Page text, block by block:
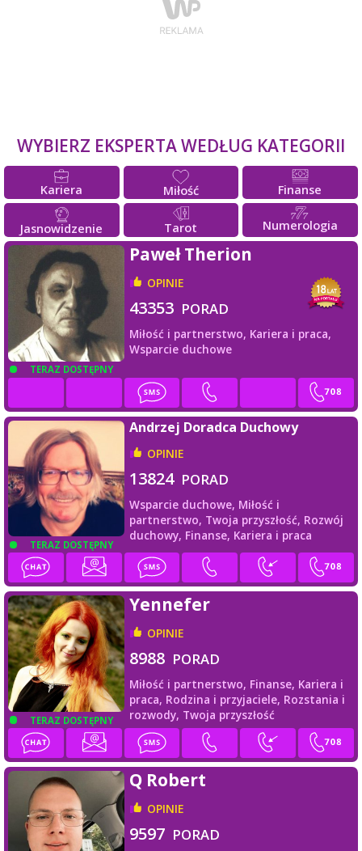
WYBIERZ EKSPERTA WEDŁUG KATEGORII
Kariera Miłość Finanse
Jasnowidzenie Tarot Numerologia
TERAZ DOSTĘPNY
Paweł Therion
OPINIE
43353 PORAD
Miłość i partnerstwo, Kariera i praca,
Wsparcie duchowe
TERAZ DOSTĘPNY
Andrzej Doradca Duchowy
OPINIE
13824 PORAD
Wsparcie duchowe, Miłość i
partnerstwo, Twoja przyszłość, Rozwój
duchowy, Finanse, Kariera i praca
TERAZ DOSTĘPNY
Yennefer
OPINIE
8988 PORAD
Miłość i partnerstwo, Finanse, Kariera i
praca, Rodzina i przyjaciele, Rozstania i
rozwody, Twoja przyszłość
Q Robert
OPINIE
9597 PORAD